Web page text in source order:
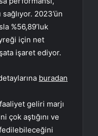
2023’ün
%56,89’luk
için net
işaret ediyor.
buradan
geliri marjı
çok aştığını ve